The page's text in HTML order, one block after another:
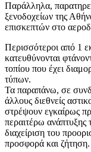
Παράλληλα,
ξενοδοχείων της
επισκεπτών στο
Περισσότεροι από 1
κατευθύνονται
τοπίου που έχει
τύπων.
Τα παραπάνω, σε
άλλους διεθνείς
στρέψουν εγκαίρως
περαιτέρω ανάπτυξης
διαχείριση του
προσφορά και ζήτηση.